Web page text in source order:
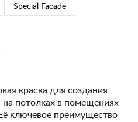
Special Faсade
краска для создания
на потолках в помещениях
ключевое преимущество